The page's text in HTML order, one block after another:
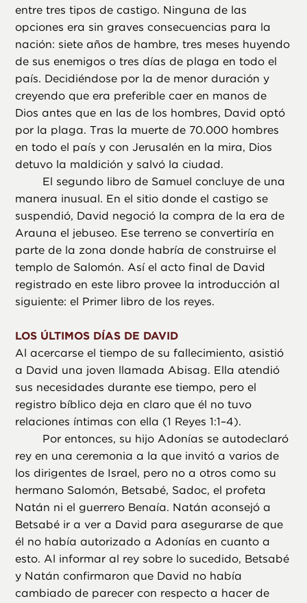
entre tres tipos de castigo. Ninguna de las
opciones era sin graves consecuencias para la
nación: siete años de hambre, tres meses huyendo
de sus enemigos o tres días de plaga en todo el
país. Decidiéndose por la de menor duración y
creyendo que era preferible caer en manos de
Dios antes que en las de los hombres, David optó
por la plaga. Tras la muerte de 70.000 hombres
en todo el país y con Jerusalén en la mira, Dios
detuvo la maldición y salvó la ciudad.
El segundo libro de Samuel concluye de una
manera inusual. En el sitio donde el castigo se
suspendió, David negoció la compra de la era de
Arauna el jebuseo. Ese terreno se convertiría en
parte de la zona donde habría de construirse el
templo de Salomón. Así el acto final de David
registrado en este libro provee la introducción al
siguiente: el Primer libro de los reyes.
LOS ÚLTIMOS DÍAS DE DAVID
Al acercarse el tiempo de su fallecimiento, asistió
a David una joven llamada Abisag. Ella atendió
sus necesidades durante ese tiempo, pero el
registro bíblico deja en claro que él no tuvo
relaciones íntimas con ella (1 Reyes 1:1–4).
Por entonces, su hijo Adonías se autodeclaró
rey en una ceremonia a la que invitó a varios de
los dirigentes de Israel, pero no a otros como su
hermano Salomón, Betsabé, Sadoc, el profeta
Natán ni el guerrero Benaía. Natán aconsejó a
Betsabé ir a ver a David para asegurarse de que
él no había autorizado a Adonías en cuanto a
esto. Al informar al rey sobre lo sucedido, Betsabé
y Natán confirmaron que David no había
cambiado de parecer con respecto a hacer de